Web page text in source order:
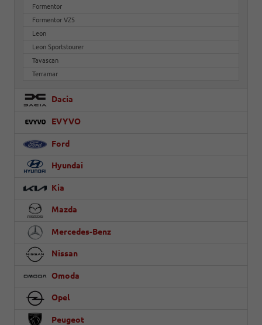
Formentor
Formentor VZ5
Leon
Leon Sportstourer
Tavascan
Terramar
Dacia
EVYVO
Ford
Hyundai
Kia
Mazda
Mercedes-Benz
Nissan
Omoda
Opel
Peugeot